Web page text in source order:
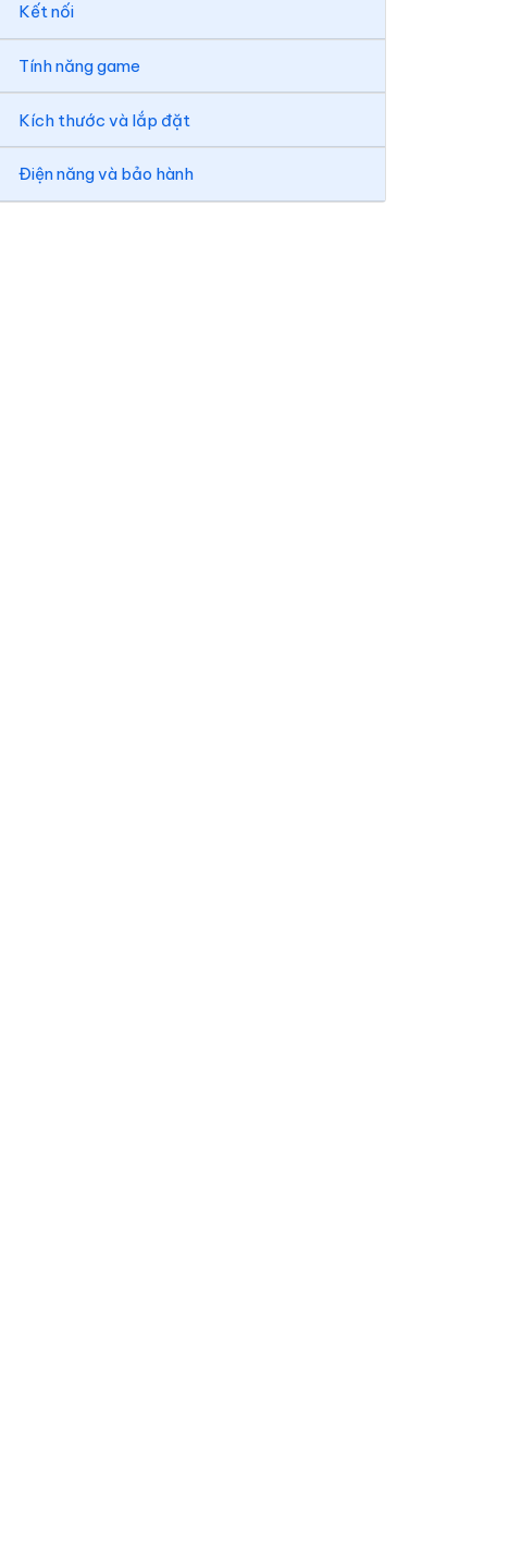
Kết nối
Tính năng game
Kích thước và lắp đặt
Điện năng và bảo hành